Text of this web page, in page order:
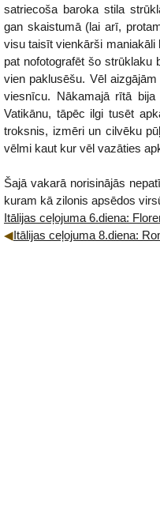
satriecoša baroka stila
gan skaistumā (lai arī,
visu taisīt vienkārši maniakāli
pat nofotografēt šo strūklaku
vien paklusēšu. Vēl
viesnīcu. Nākamajā rītā
Vatikānu, tāpēc ilgi tusēt
troksnis, izmēri un cilvēku
vēlmi kaut kur vēl vazāties
Šajā vakarā norisinājās
kuram kā zilonis apsēdos
Itālijas ceļojuma 6.diena:
Itālijas ceļojuma 8.diena: